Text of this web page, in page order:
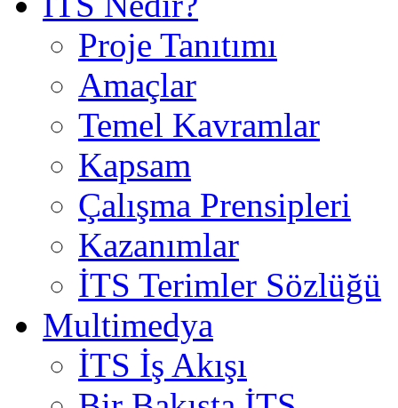
Proje Tanıtımı
Amaçlar
Temel Kavramlar
Kapsam
Çalışma Prensipleri
Kazanımlar
İTS Terimler Sözlüğü
Multimedya
İTS İş Akışı